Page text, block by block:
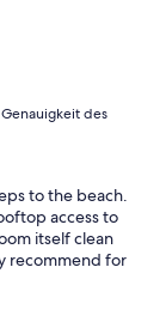
des
to the beach.
access to
itself clean
recommend for